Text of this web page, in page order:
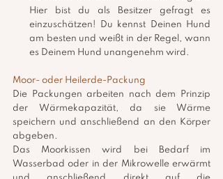
Hier bist du als Besitzer gefragt es
einzuschätzen! Du kennst Deinen Hund
am besten und weißt in der Regel, wann
es Deinem Hund unangenehm wird.
Moor- oder Heilerde-Packung
Die Packungen arbeiten nach dem Prinzip
der Wärmekapazität, da sie Wärme
speichern und anschließend an den Körper
abgeben.
Das Moorkissen wird bei Bedarf im
Wasserbad oder in der Mikrowelle erwärmt